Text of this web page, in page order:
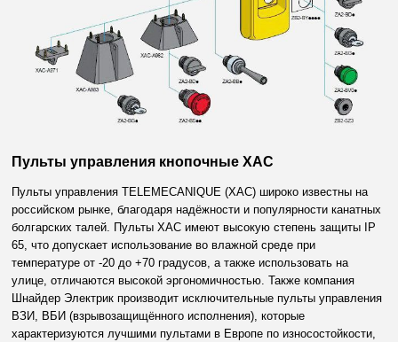
Пульты управления кнопочные ХАС
Пульты управления TELEMECANIQUE (XAC) широко известны на
российском рынке, благодаря надёжности и популярности канатных
болгарских талей. Пульты XAC имеют высокую степень защиты IP
65, что допускает использование во влажной среде при
температуре от -20 до +70 градусов, а также использовать на
улице, отличаются высокой эргономичностью. Также компания
Шнайдер Электрик производит исключительные пульты управления
ВЗИ, ВБИ (взрывозащищённого исполнения), которые
характеризуются лучшими пультами в Европе по износостойкости,